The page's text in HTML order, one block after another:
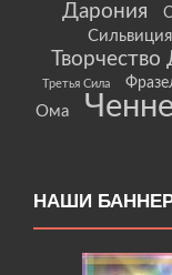
Дарония
Третья Сила
Ома
НАШИ